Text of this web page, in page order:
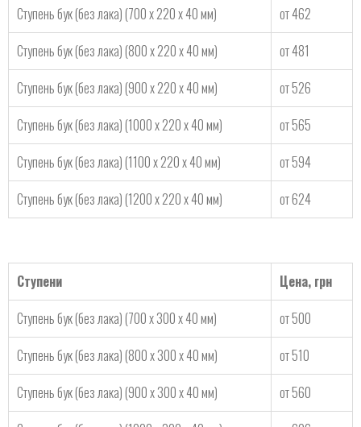
Ступень бук (без лака) (700 х 220 х 40 мм)
от 462
Ступень бук (без лака) (800 х 220 х 40 мм)
от 481
Ступень бук (без лака) (900 х 220 х 40 мм)
от 526
Ступень бук (без лака) (1000 х 220 х 40 мм)
от 565
Ступень бук (без лака) (1100 х 220 х 40 мм)
от 594
Ступень бук (без лака) (1200 х 220 х 40 мм)
от 624
Ступени
Цена, грн
Ступень бук (без лака) (700 х 300 х 40 мм)
от 500
Ступень бук (без лака) (800 х 300 х 40 мм)
от 510
Ступень бук (без лака) (900 х 300 х 40 мм)
от 560